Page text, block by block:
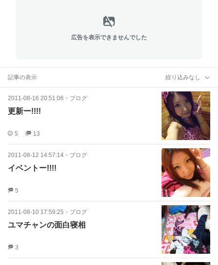
広告を表示できませんでした
記事の表示 絞り込みなし
2011-08-16 20:51:06 ・ ブログ
更新ー!!!!
5 13
2011-08-12 14:57:14 ・ ブログ
イベントー!!!!
5
2011-08-10 17:59:25 ・ ブログ
ユマチャンの面白寝相
3